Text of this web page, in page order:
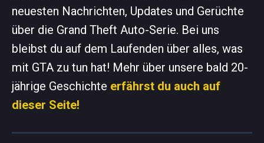
neuesten Nachrichten, Updates und Gerüchte
über die Grand Theft Auto-Serie. Bei uns
bleibst du auf dem Laufenden über alles, was
mit GTA zu tun hat! Mehr über unsere bald 20-
jährige Geschichte erfährst du auch auf
dieser Seite!